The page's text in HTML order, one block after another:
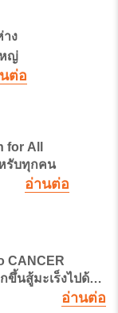
าง
หญ่
ต่อ
for All
รับทุกคน
อ่านต่อ
CANCER
ขึ้นสู้มะเร็งไปด้วย
อ่านต่อ